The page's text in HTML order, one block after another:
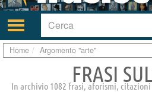
Attiva/disattiva
navigazione
Home Argomento "arte"
FRASI
In archivio 1082 frasi, aforismi,